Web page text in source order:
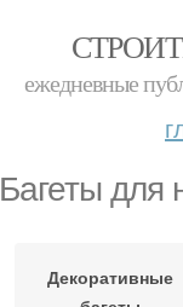
ежедневные
Багеты для
Декоративные